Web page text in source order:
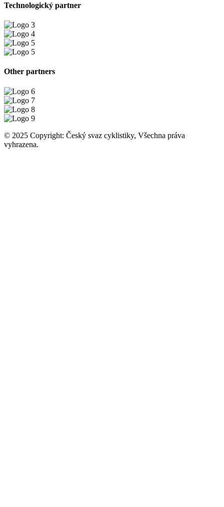
Technologický partner
Other partners
© 2025 Copyright: Český svaz cyklistiky, Všechna práva
vyhrazena.